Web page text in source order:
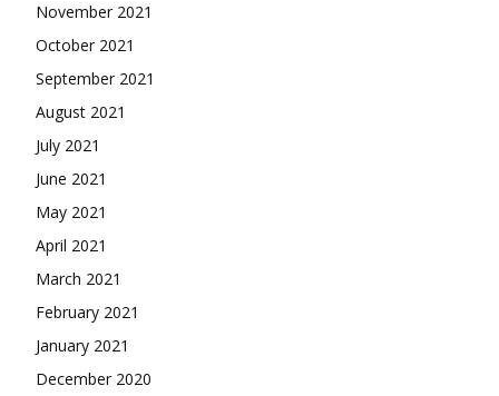
November 2021
October 2021
September 2021
August 2021
July 2021
June 2021
May 2021
April 2021
March 2021
February 2021
January 2021
December 2020